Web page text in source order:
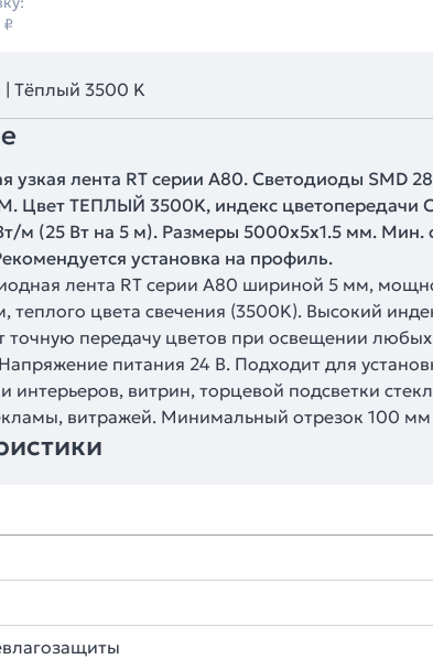
₽
| Тёплый 3500 K
узкая лента RT серии A80. Светодиоды SMD
Цвет ТЕПЛЫЙ 3500K, индекс цветопередачи
м (25 Вт на 5 м). Размеры 5000х5х1.5 мм. Мин.
установка на профиль.
лента RT серии A80 шириной 5 мм,
теплого цвета свечения (3500K). Высокий
точную передачу цветов при освещении
питания 24 В. Подходит для
интерьеров, витрин, торцевой подсветки
витражей. Минимальный отрезок 100 мм